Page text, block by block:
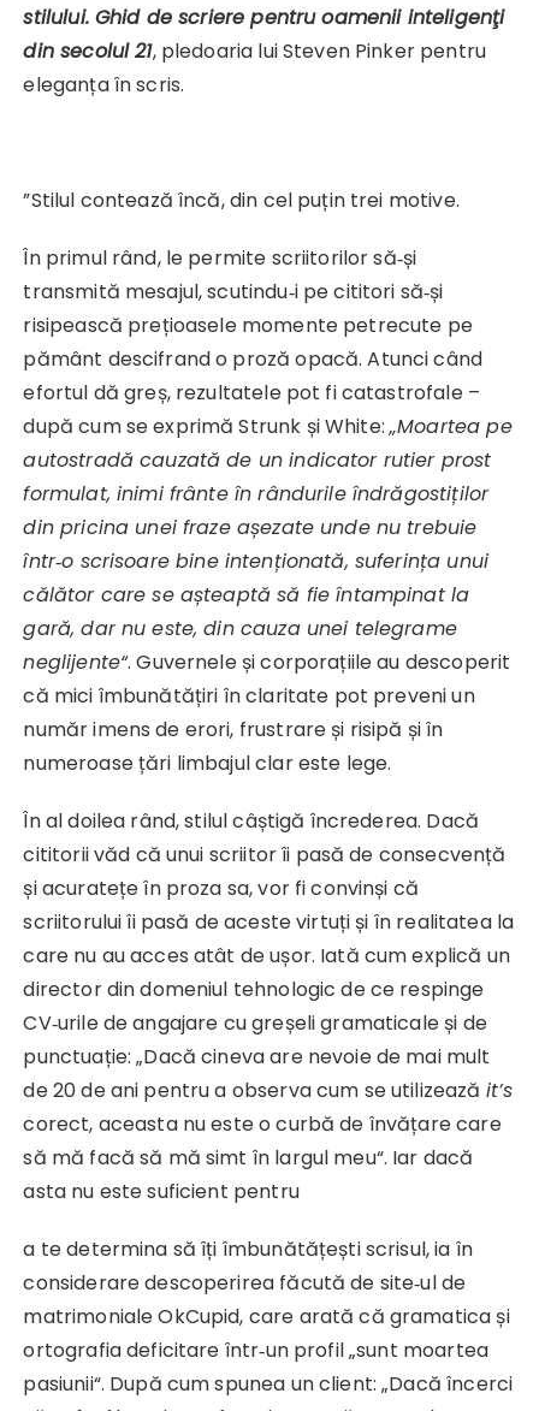
stilului. Ghid de scriere pentru oamenii inteligenţi
din secolul 21, pledoaria lui Steven Pinker pentru
eleganța în scris.
”Stilul contează încă, din cel puțin trei motive.
În primul rând, le permite scriitorilor să‑și
transmită mesajul, scutindu‑i pe cititori să‑și
risipească prețioasele momente petrecute pe
pământ descifrand o proză opacă. Atunci când
efortul dă greș, rezultatele pot fi catastrofale –
după cum se exprimă Strunk și White:„Moartea pe
autostradă cauzată de un indicator rutier prost
formulat, inimi frânte în rândurile îndrăgostiților
din pricina unei fraze așezate unde nu trebuie
într‑o scrisoare bine intenționată, suferința unui
călător care se așteaptă să fie întampinat la
gară, dar nu este, din cauza unei telegrame
neglijente“. Guvernele și corporațiile au descoperit
că mici îmbunătățiri în claritate pot preveni un
număr imens de erori, frustrare și risipă și în
numeroase țări limbajul clar este lege.
În al doilea rând, stilul câștigă încrederea. Dacă
cititorii văd că unui scriitor îi pasă de consecvență
și acuratețe în proza sa, vor fi convinși că
scriitorului îi pasă de aceste virtuți și în realitatea la
care nu au acces atât de ușor. Iată cum explică un
director din domeniul tehnologic de ce respinge
CV‑urile de angajare cu greșeli gramaticale și de
punctuație: „Dacă cineva are nevoie de mai mult
de 20 de ani pentru a observa cum se utilizează it’s
corect, aceasta nu este o curbă de învățare care
să mă facă să mă simt în largul meu“. Iar dacă
asta nu este suficient pentru
a te determina să îți îmbunătățești scrisul, ia în
considerare descoperirea făcută de site‑ul de
matrimoniale OkCupid, care arată că gramatica și
ortografia deficitare într‑un profil „sunt moartea
pasiunii“. După cum spunea un client: „Dacă încerci